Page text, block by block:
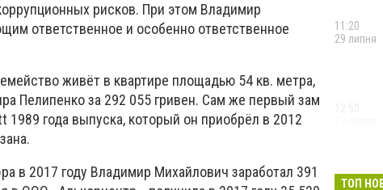
рисков. При этом Владимир
ответственное и особенно ответственное
живёт в квартире площадью 54 кв. метра,
Пелипенко за 292 055 гривен. Сам же первый зам
года выпуска, который он приобрёл в 2012
в 2017 году Владимир Михайлович заработал 391
11:20
29 липня
ТОП